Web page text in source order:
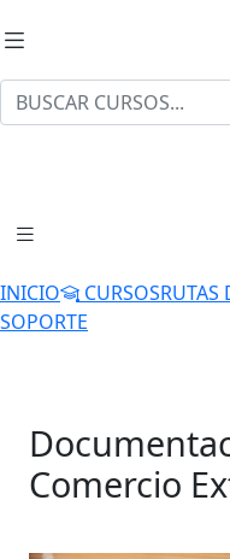
INICIO CURSOSRUTAS
SOPORTE
Comercio